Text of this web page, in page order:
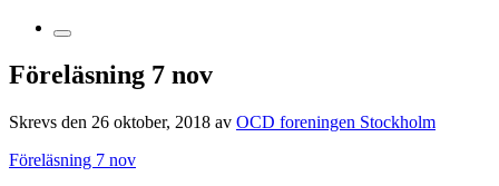
Föreläsning 7 nov
Skrevs den 26 oktober, 2018 av OCD foreningen Stockholm
Föreläsning 7 nov